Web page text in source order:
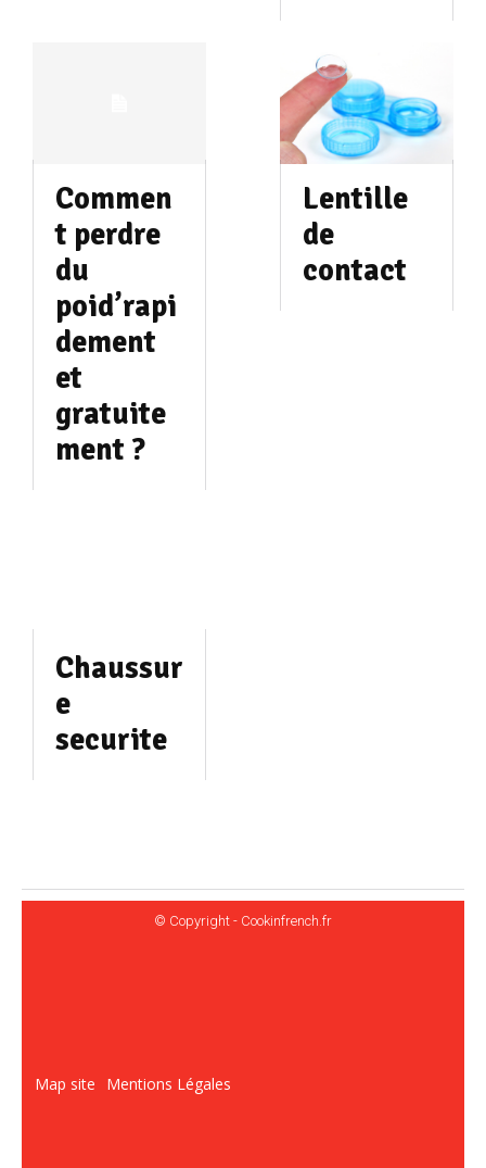
Commen
t perdre
du
poid’rapi
dement
et
gratuite
ment ?
Lentille
de
contact
Chaussur
e
securite
© Copyright - Cookinfrench.fr
Map site Mentions Légales